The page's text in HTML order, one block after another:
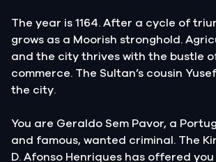
The year is 1164. After a cycle of
grows as a Moorish stronghold.
and the city thrives with the bustle
commerce. The Sultan’s cousin
the city.
You are Geraldo Sem Pavor, a
and famous, wanted criminal. The
D. Afonso Henriques has offered